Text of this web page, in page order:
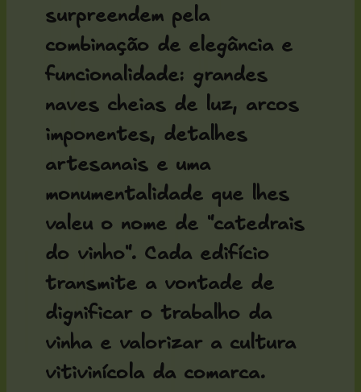
surpreendem pela
combinação de elegância e
funcionalidade: grandes
naves cheias de luz, arcos
imponentes, detalhes
artesanais e uma
monumentalidade que lhes
valeu o nome de "catedrais
do vinho". Cada edifício
transmite a vontade de
dignificar o trabalho da
vinha e valorizar a cultura
vitivinícola da comarca.